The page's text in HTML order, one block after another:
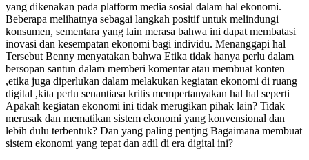
yang dikenakan pada platform media sosial dalam hal ekonomi.
Beberapa melihatnya sebagai langkah positif untuk melindungi
konsumen, sementara yang lain merasa bahwa ini dapat membatasi
inovasi dan kesempatan ekonomi bagi individu. Menanggapi hal
Tersebut Benny menyatakan bahwa Etika tidak hanya perlu dalam
bersopan santun dalam memberi komentar atau membuat konten
,etika juga diperlukan dalam melakukan kegiatan ekonomi di ruang
digital ,kita perlu senantiasa kritis mempertanyakan hal hal seperti
Apakah kegiatan ekonomi ini tidak merugikan pihak lain? Tidak
merusak dan mematikan sistem ekonomi yang konvensional dan
lebih dulu terbentuk? Dan yang paling pentjng Bagaimana membuat
sistem ekonomi yang tepat dan adil di era digital ini?